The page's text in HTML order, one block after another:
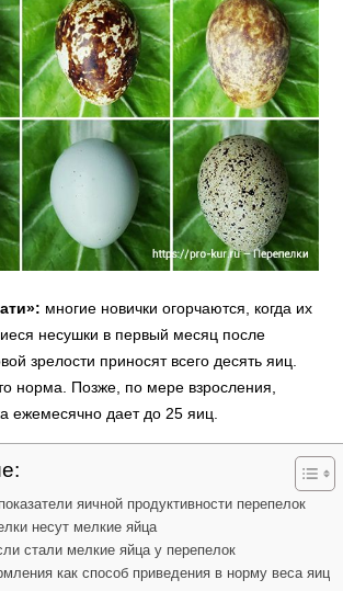
многие новички огорчаются, когда их
несушки в первый месяц после
зрелости приносят всего десять яиц.
норма. Позже, по мере взросления,
ежемесячно дает до 25 яиц.
яичной продуктивности перепелок
несут мелкие яйца
стали мелкие яйца у перепелок
как способ приведения в норму веса яиц